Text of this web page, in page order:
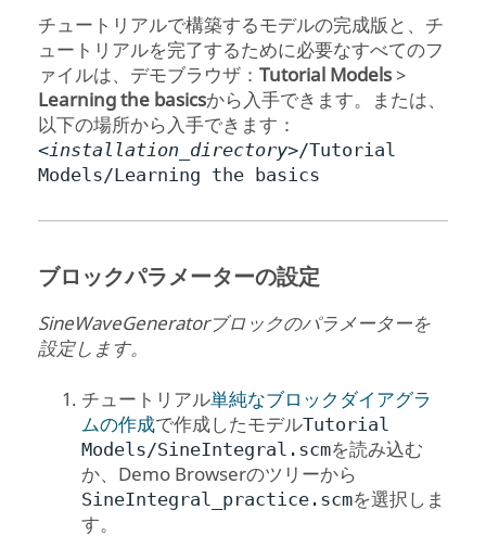
チュートリアルで構築するモデルの完成版と、チ
ュートリアルを完了するために必要なすべてのフ
ァイルは、デモブラウザ：Tutorial Models >
Learning the basicsから入手できます。または、
以下の場所から入手できます：
<installation_directory>/Tutorial
Models/Learning the basics
ブロックパラメーターの設定
SineWaveGeneratorブロックのパラメーターを
設定します。
チュートリアル単純なブロックダイアグラ
ムの作成で作成したモデルTutorial
Models/SineIntegral.scmを読み込む
か、 Demo Browserのツリーから
SineIntegral_practice.scmを選択しま
す。